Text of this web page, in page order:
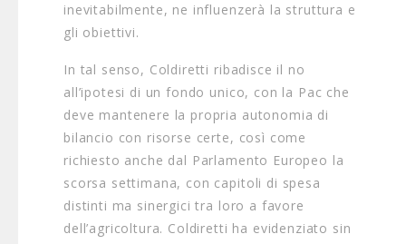
inevitabilmente, ne influenzerà la struttura e
gli obiettivi.
In tal senso, Coldiretti ribadisce il no
all’ipotesi di un fondo unico, con la Pac che
deve mantenere la propria autonomia di
bilancio con risorse certe, così come
richiesto anche dal Parlamento Europeo la
scorsa settimana, con capitoli di spesa
distinti ma sinergici tra loro a favore
dell’agricoltura. Coldiretti ha evidenziato sin